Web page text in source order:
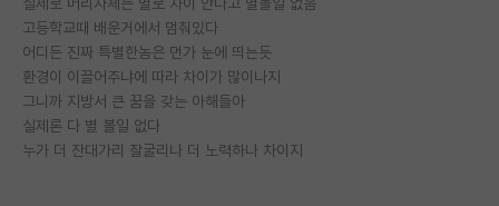
임용 정보 게시판
학부 인턴 게시판
취업 게시판
임용 후기 게시판
고등학교때 배운거에서 멈춰있다
어디든 진짜 특별한놈은 먼가 눈에 띄는듯
환경이 이끌어주냐에 따라 차이가 많이나지
그니까 지방서 큰 꿈을 갖는 아해들아
실제론 다 별 볼일 없다
누가 더 잔대가리 잘굴리나 더 노력하나 차이지